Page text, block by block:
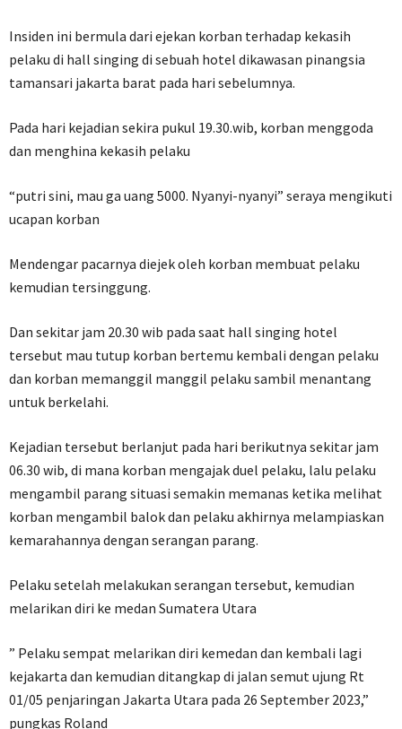
Insiden ini bermula dari ejekan korban terhadap kekasih
pelaku di hall singing di sebuah hotel dikawasan pinangsia
tamansari jakarta barat pada hari sebelumnya.
Pada hari kejadian sekira pukul 19.30.wib, korban menggoda
dan menghina kekasih pelaku
“putri sini, mau ga uang 5000. Nyanyi-nyanyi” seraya mengikuti
ucapan korban
Mendengar pacarnya diejek oleh korban membuat pelaku
kemudian tersinggung.
Dan sekitar jam 20.30 wib pada saat hall singing hotel
tersebut mau tutup korban bertemu kembali dengan pelaku
dan korban memanggil manggil pelaku sambil menantang
untuk berkelahi.
Kejadian tersebut berlanjut pada hari berikutnya sekitar jam
06.30 wib, di mana korban mengajak duel pelaku, lalu pelaku
mengambil parang situasi semakin memanas ketika melihat
korban mengambil balok dan pelaku akhirnya melampiaskan
kemarahannya dengan serangan parang.
Pelaku setelah melakukan serangan tersebut, kemudian
melarikan diri ke medan Sumatera Utara
” Pelaku sempat melarikan diri kemedan dan kembali lagi
kejakarta dan kemudian ditangkap di jalan semut ujung Rt
01/05 penjaringan Jakarta Utara pada 26 September 2023,”
pungkas Roland